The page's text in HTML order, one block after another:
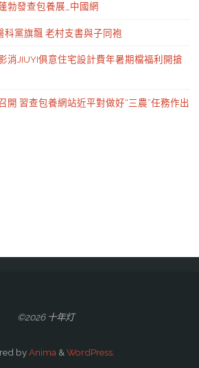
勃發查包養展_中國網
科黨旗飄 老村支書與子同袍
消JIUYI俱意住宅設計費年暑期檔福利開搶
開 習查包養網站近平對做好“三農”任務作出
©2026 十年灯
byAnima & WordPress.